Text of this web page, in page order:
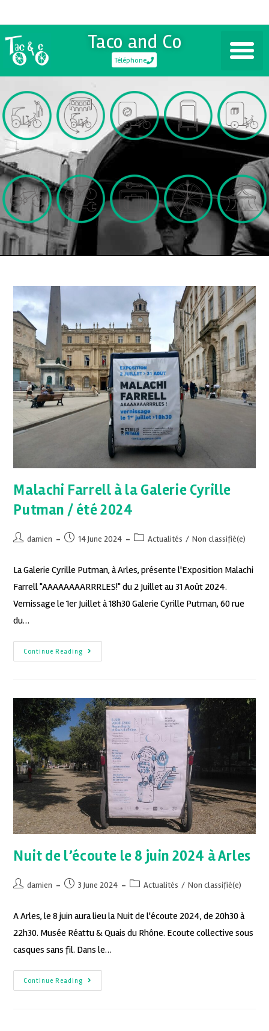
Taco and Co
Téléphone
Malachi Farrell à la Galerie Cyrille
Putman / été 2024
damien 14 June 2024 Actualités / Non classifié(e)
La Galerie Cyrille Putman, à Arles, présente l'Exposition Malachi
Farrell "AAAAAAAARRRLES!" du 2 Juillet au 31 Août 2024.
Vernissage le 1er Juillet à 18h30 Galerie Cyrille Putman, 60 rue
du…
Continue Reading
Nuit de l’écoute le 8 juin 2024 à Arles
damien 3 June 2024 Actualités / Non classifié(e)
A Arles, le 8 juin aura lieu la Nuit de l'écoute 2024, de 20h30 à
22h30. Musée Réattu & Quais du Rhône. Ecoute collective sous
casques sans fil. Dans le…
Continue Reading